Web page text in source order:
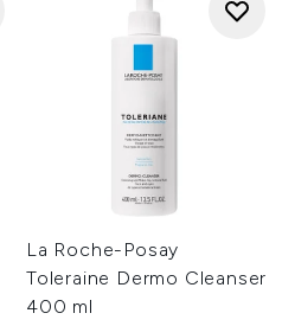
La Roche-Posay
Toleraine Dermo Cleanser
400 ml